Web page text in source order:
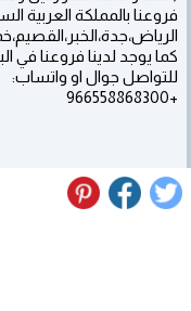
فروعنا بالمملكة العربية
كما يوجد لدينا فروعنا في
للتواصل جوال او واتساب:
+966558868300